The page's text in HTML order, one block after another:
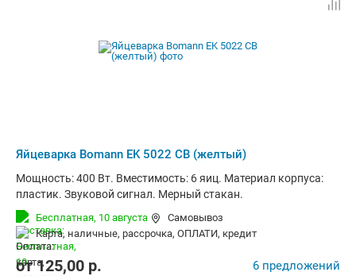
Яйцеварка Bomann EK 5022 CB (желтый)
Мощность: 400 Вт. Вместимость: 6 яиц. Материал корпуса:
пластик. Звуковой сигнал. Мерный стакан.
Бесплатная, 10 августа
Самовывоз
карта, наличные, рассрочка, ОПЛАТИ, кредит
от125,00 p. 6 предложений